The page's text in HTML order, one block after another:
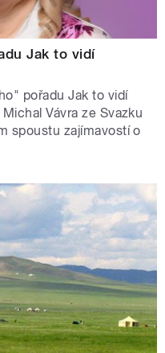
Jak to vidí
pořadu Jak to vidí
Vávra ze Svazku
spoustu zajímavostí o